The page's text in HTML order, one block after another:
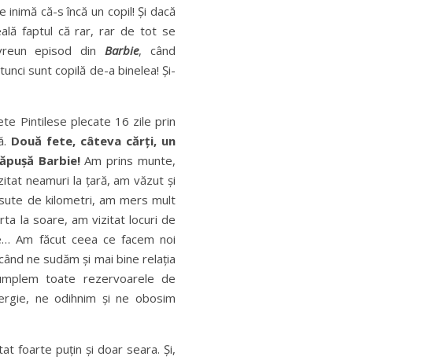
că-s încă un copil! Și dacă
faptul că rar, rar de tot se
episod dinBarbie, când
sunt copilă de-a binelea! Și-
Pintilese plecate 16 zile prin
Două fete, câteva cărți, un
Barbie!Am prins munte,
neamuri la țară, am văzut și
de kilometri, am mers mult
la soare, am vizitat locuri de
Am făcut ceea ce facem noi
ne sudăm și mai bine relația
toate rezervoarele de
ne odihnim și ne obosim
foarte puțin și doar seara. Și,